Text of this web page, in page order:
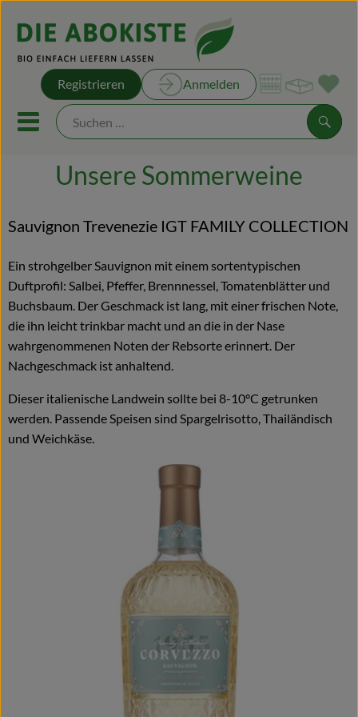
Registrieren Anmelden
Mobiles Menu öffnen oder
Unsere Kisten
Unsere Rezepte
Obst & Gemüse
Kühltheke
Naturkost
Wein
Getränke
Unsere Sommerweine
Sauvignon Trevenezie IGT FAMILY COLLECTION
Ein strohgelber Sauvignon mit einem sortentypischen
Duftprofil: Salbei, Pfeffer, Brennnessel, Tomatenblätter und
Buchsbaum. Der Geschmack ist lang, mit einer frischen Note,
die ihn leicht trinkbar macht und an die in der Nase
wahrgenommenen Noten der Rebsorte erinnert. Der
Nachgeschmack ist anhaltend.
Dieser italienische Landwein sollte bei 8-10°C getrunken
werden. Passende Speisen sind Spargelrisotto, Thailändisch
und Weichkäse.